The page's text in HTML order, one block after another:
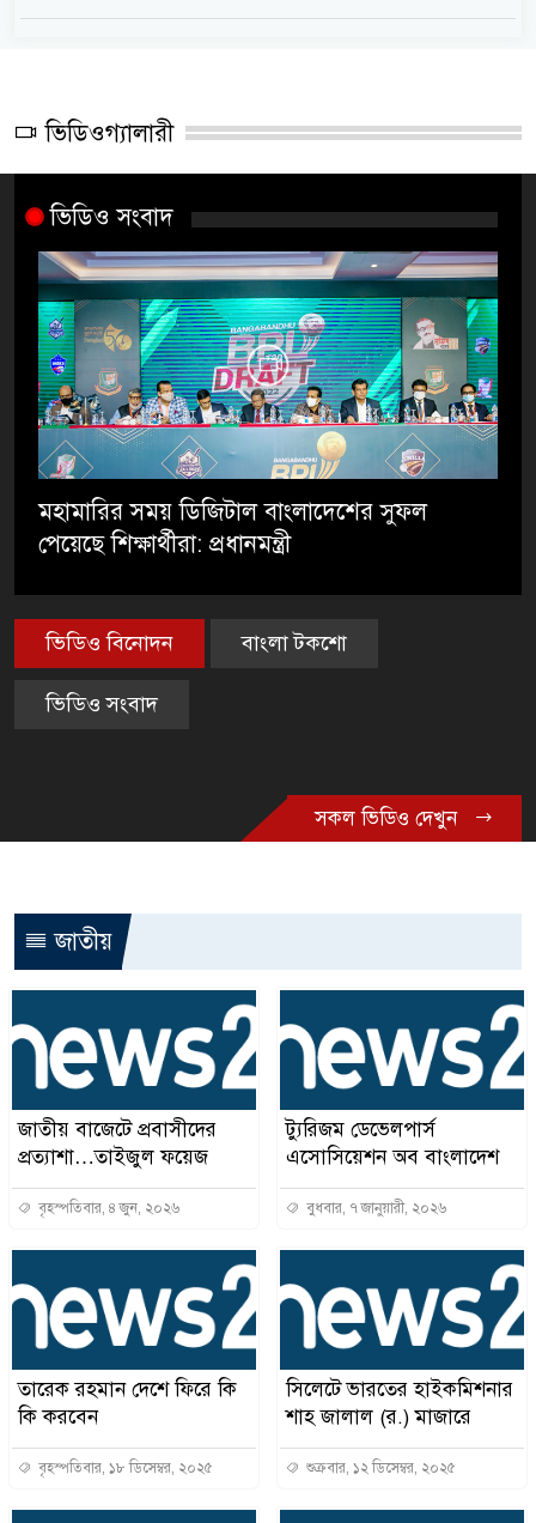
ভিডিওগ্যালারী
ভিডিও সংবাদ
মহামারির সময় ডিজিটাল বাংলাদেশের সুফল
পেয়েছে শিক্ষার্থীরা: প্রধানমন্ত্রী
ভিডিও বিনোদন বাংলা টকশো
ভিডিও সংবাদ
সকল ভিডিও দেখুন
জাতীয়
জাতীয় বাজেটে প্রবাসীদের
প্রত্যাশা…তাইজুল ফয়েজ
বৃহস্পতিবার, ৪ জুন, ২০২৬
ট্যুরিজম ডেভেলপার্স
এসোসিয়েশন অব বাংলাদেশ
বুধবার, ৭ জানুয়ারী, ২০২৬
তারেক রহমান দেশে ফিরে কি
কি করবেন
বৃহস্পতিবার, ১৮ ডিসেম্বর, ২০২৫
সিলেটে ভারতের হাইকমিশনার
শাহ জালাল (র.) মাজারে
শুক্রবার, ১২ ডিসেম্বর, ২০২৫